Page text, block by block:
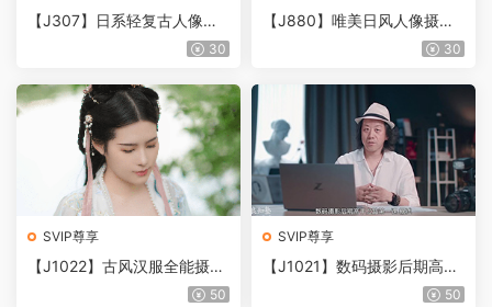
【J307】日系轻复古人像摄
30
【J880】唯美日风人像摄影
实战训练营+原图+LR及LUT30
SVIP尊享
【J1022】古风汉服全能摄影
50
SVIP尊享
【J1021】数码摄影后期高手
50